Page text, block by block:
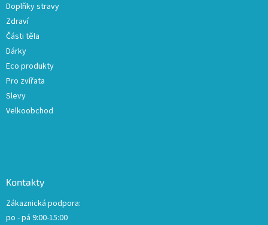
Doplňky stravy
Zdraví
Části těla
Dárky
Eco produkty
Pro zvířata
Slevy
Velkoobchod
Kontakty
Zákaznická podpora:
po - pá 9:00-15:00